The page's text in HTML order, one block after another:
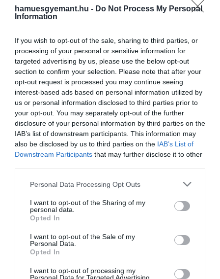
hamuesgyemant.hu - Do Not Process My Personal
Information
If you wish to opt-out of the sale, sharing to third parties, or
processing of your personal or sensitive information for
targeted advertising by us, please use the below opt-out
section to confirm your selection. Please note that after your
opt-out request is processed you may continue seeing
interest-based ads based on personal information utilized by
us or personal information disclosed to third parties prior to
your opt-out. You may separately opt-out of the further
disclosure of your personal information by third parties on the
IAB’s list of downstream participants. This information may
also be disclosed by us to third parties on the IAB’s List of
Downstream Participants that may further disclose it to other
Please note that this website/app uses one or more Google
not limited to your visit or usage behaviour. You may click to
grant or deny consent to Google and its third-party tags to
use your data for below specified purposes in below Google
consent section.
Personal Data Processing Opt Outs
I want to opt-out of the Sharing of my
personal data.
Opted In
I want to opt-out of the Sale of my
Personal Data.
Opted In
I want to opt-out of processing my
fűzi, hiszen a színész 2012-ben vette el Blunt
nővérét, Felicityt.
A közelgő Odüsszeiában is fontos szerepet vállaló
Hathaway korábban még úgy fogalmazott, hogy
egy harmadik film esélyei nagyban függhetnek a
második rész mozis teljesítményétől. Ez az akadály
azonban egyelőre aligha tűnik komolynak:Az ördög
Pradát visel2. része 77 millió dollárral nyitott Észak-
Amerikában,világszerte pedig 233 millió dollárt
hozott az első hétvégéjén.A film ezzel rögtön a
bevételi toplista élére került, és Meryl Streep
pályájának legerősebb nyitóhétvégéjét is
produkálta. Ettől függetlenül, a végső szó
természetesen a stúdióé lesz, dea rendező,David
Frankel
sem zárkózik el a történet folytatásától:
Húsz évvel ezelőtt még nem gondoltam
tudom megmondani, hogy mi lesz, de az
tény, hogy kiváló karakterekről, színészekről
elképzelhetetlennek a visszatérés